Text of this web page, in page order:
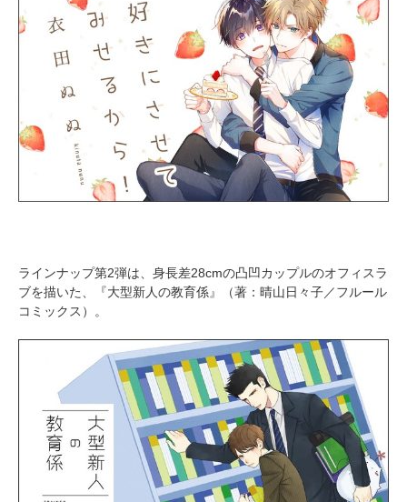
ラインナップ第2弾は、身長差28cmの凸凹カップルのオフィスラ
ブを描いた、『大型新人の教育係』（著：晴山日々子／フルール
コミックス）。